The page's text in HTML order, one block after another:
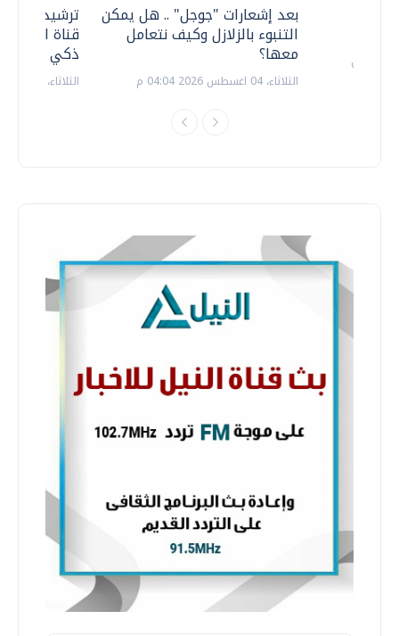
ترشيدا
قناة
ذكي
الثلاثاء، 14 يوليو 2026 06:11 م
بعد إشعارات "جوجل" .. هل يمكن
التنبوء بالزلازل وكيف نتعامل
معها؟
الثلاثاء، 04 اغسطس 2026 04:04 م